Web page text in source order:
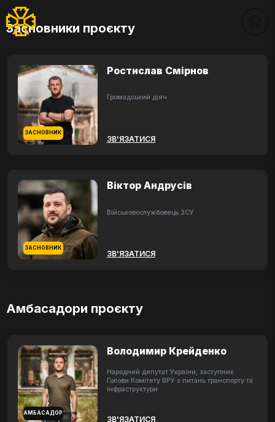
Засновники проєкту
ЗАСНОВНИК
Ростислав Смірнов
Громадський діяч
ЗВ'ЯЗАТИСЯ
ЗАСНОВНИК
Віктор Андрусів
Військовослужбовець ЗСУ
ЗВ'ЯЗАТИСЯ
Амбасадори проєкту
АМБАСАДОР
Володимир Крейденко
Народний депутат України, заступник
Голови Комітету ВРУ з питань транспорту та
інфраструктури
ЗВ'ЯЗАТИСЯ